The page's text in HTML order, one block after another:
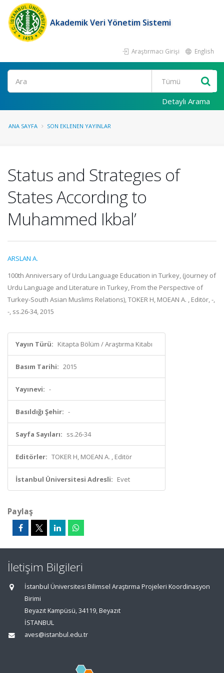
Akademik Veri Yönetim Sistemi
Araştırmacı Girişi English
Ara
Detaylı Arama
ANA SAYFA SON EKLENEN YAYINLAR
Status and Strategıes of
States Accordıng to
Muhammed Ikbal’
ARSLAN A.
100th Anniversary of Urdu Language Education in Turkey, (journey of
Urdu Language and Literature in Turkey, From the Perspective of
Turkey-South Asian Muslims Relations), TOKER H, MOEAN A. , Editör, -,
-, ss.26-34, 2015
Yayın Türü: Kitapta Bölüm / Araştırma Kitabı
Basım Tarihi: 2015
Yayınevi: -
Basıldığı Şehir: -
Sayfa Sayıları: ss.26-34
Editörler: TOKER H, MOEAN A. , Editör
İstanbul Üniversitesi Adresli: Evet
Paylaş
İletişim Bilgileri
İstanbul Üniversitesi Bilimsel Araştırma Projeleri Koordinasyon
Birimi
Beyazıt Kampüsü, 34119, Beyazıt
İSTANBUL
aves@istanbul.edu.tr